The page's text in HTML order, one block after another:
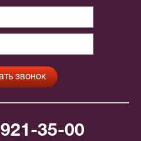
921-35-00